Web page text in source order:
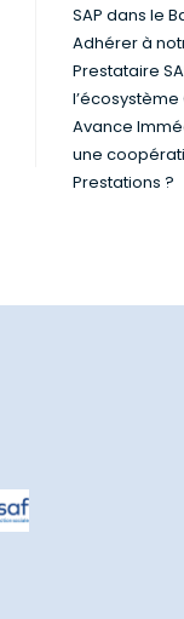
SAP dans le
Adhérer à
Prestataire
l’écosystème
Avance
une
Prestations ?